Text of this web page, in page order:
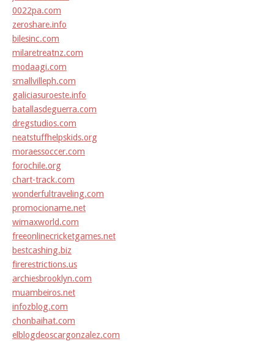
0022pa.com
zeroshare.info
bilesinc.com
milaretreatnz.com
modaagi.com
smallvilleph.com
galiciasuroeste.info
batallasdeguerra.com
dregstudios.com
neatstuffhelpskids.org
moraessoccer.com
forochile.org
chart-track.com
wonderfultraveling.com
promocioname.net
wimaxworld.com
freeonlinecricketgames.net
bestcashing.biz
firerestrictions.us
archiesbrooklyn.com
muambeiros.net
infozblog.com
chonbaihat.com
elblogdeoscargonzalez.com